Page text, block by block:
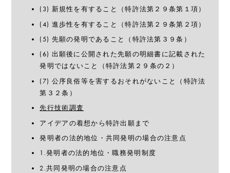
(3) 新規性を有すること（特許法第２９条第１項）
(4) 進歩性を有すること（特許法第２９条第２項）
(5) 先願の発明であること（特許法第３９条）
(6) 出願後に公開された先願の明細書に記載された
発明ではないこと（特許法第２９条の２）
(7) 公序良俗等を害するおそれがないこと（特許法
第３２条）
先行技術調査
アイデアの着想から特許出願まで
発明者の法的地位・共同発明の場合の注意点
1.発明者の法的地位・職務発明制度
2.共同発明の場合の注意点